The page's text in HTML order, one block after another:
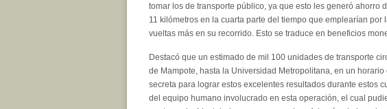
tomar los de transporte público, ya que esto les generó ahorro
11 kilómetros en la cuarta parte del tiempo que emplearían
vueltas más en su recorrido. Esto se traduce en beneficios
Destacó que un estimado de mil 100 unidades de transporte
de Mampote, hasta la Universidad Metropolitana, en un
secreta para lograr estos excelentes resultados durante estos
del equipo humano involucrado en esta operación, el cual